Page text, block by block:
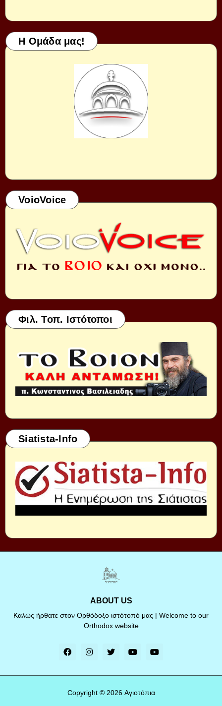
Η Ομάδα μας!
VoioVoice
Φιλ. Τοπ. Ιστότοποι
Siatista-Info
ABOUT US
Καλώς ήρθατε στον Ορθόδοξο ιστότοπό μας | Welcome to our
Orthodox website
Copyright © 2026 Αγιοτόπια